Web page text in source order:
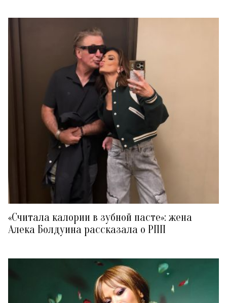
«Считала калории в зубной пасте»: жена
Алека Болдуина рассказала о РПП